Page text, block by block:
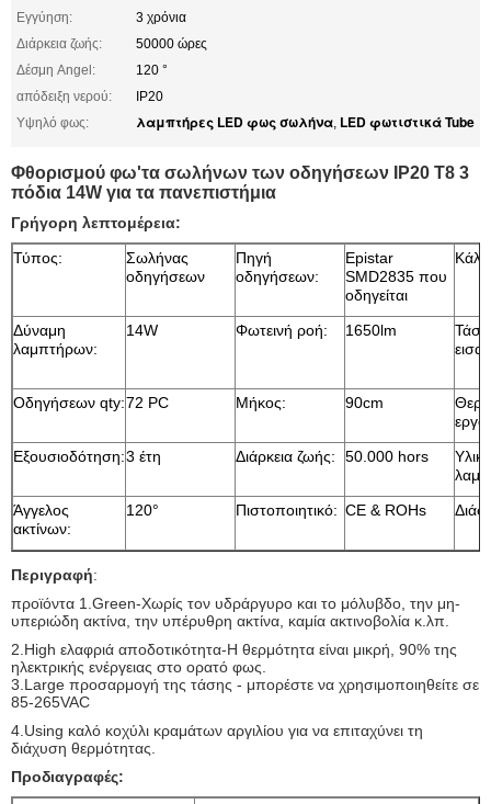
Εγγύηση:
3 χρόνια
Διάρκεια ζωής:
50000 ώρες
Δέσμη Angel:
120 °
απόδειξη νερού:
IP20
Υψηλό φως:
λαμπτήρες LED φως σωλήνα, LED φωτιστικά Tube
Φθορισμού φω'τα σωλήνων των οδηγήσεων IP20 T8 3
πόδια 14W για τα πανεπιστήμια
Γρήγορη λεπτομέρεια:
Τύπος:
Σωλήνας
οδηγήσεων
Πηγή
οδηγήσεων:
Epistar
SMD2835 που
οδηγείται
Δύναμη
λαμπτήρων:
14W Φωτεινή ροή: 1650lm
Τάση
Οδηγήσεων qty:72 PC Μήκος: 90cm
Εξουσιοδότηση:3 έτη Διάρκεια ζωής: 50.000 hors
Άγγελος
ακτίνων:
120° Πιστοποιητικό: CE & ROHs
Περιγραφή:
προϊόντα 1.Green-Χωρίς τον υδράργυρο και το μόλυβδο, την μη-
υπεριώδη ακτίνα, την υπέρυθρη ακτίνα, καμία ακτινοβολία κ.λπ.
2.High ελαφριά αποδοτικότητα-Η θερμότητα είναι μικρή, 90% της
ηλεκτρικής ενέργειας στο ορατό φως.
3.Large προσαρμογή της τάσης - μπορέστε να χρησιμοποιηθείτε σε
85-265VAC
4.Using καλό κοχύλι κραμάτων αργιλίου για να επιταχύνει τη
διάχυση θερμότητας.
Προδιαγραφές: